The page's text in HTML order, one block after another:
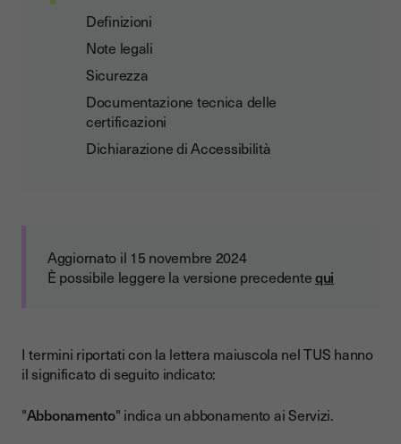
Definizioni
Note legali
Sicurezza
Documentazione tecnica delle
certificazioni
Dichiarazione di Accessibilità
Aggiornato il 15 novembre 2024
È possibile leggere la versione precedentequi
I termini riportati con la lettera maiuscola nel TUS hanno
il significato di seguito indicato:
"Abbonamento" indica un abbonamento ai Servizi.